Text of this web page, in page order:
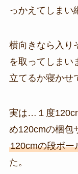
っかえてしまい
横向きなら入り
を取ってしまい
立てるか寝かせ
実は…１度
め120cmの梱包
120cmの段ボー
た。